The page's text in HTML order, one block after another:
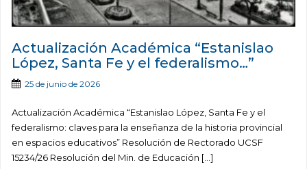
Actualización Académica “Estanislao
López, Santa Fe y el federalismo…”
25 de junio de 2026
Actualización Académica “Estanislao López, Santa Fe y el
federalismo: claves para la enseñanza de la historia provincial
en espacios educativos” Resolución de Rectorado UCSF
15234/26 Resolución del Min. de Educación […]